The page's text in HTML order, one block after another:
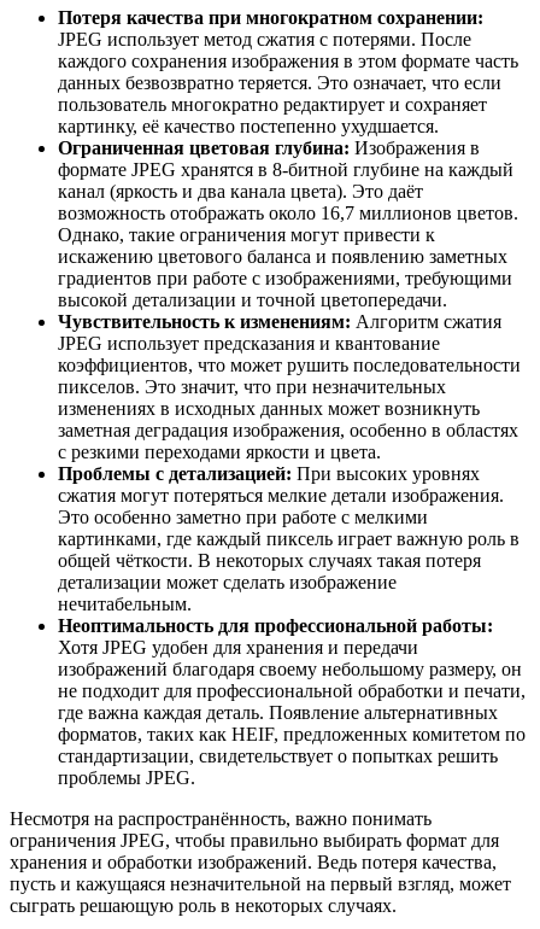
Потеря качества при многократном сохранении:
JPEG использует метод сжатия с потерями. После
каждого сохранения изображения в этом формате часть
данных безвозвратно теряется. Это означает, что если
пользователь многократно редактирует и сохраняет
картинку, её качество постепенно ухудшается.
Ограниченная цветовая глубина: Изображения в
формате JPEG хранятся в 8-битной глубине на каждый
канал (яркость и два канала цвета). Это даёт
возможность отображать около 16,7 миллионов цветов.
Однако, такие ограничения могут привести к
искажению цветового баланса и появлению заметных
градиентов при работе с изображениями, требующими
высокой детализации и точной цветопередачи.
Чувствительность к изменениям: Алгоритм сжатия
JPEG использует предсказания и квантование
коэффициентов, что может рушить последовательности
пикселов. Это значит, что при незначительных
изменениях в исходных данных может возникнуть
заметная деградация изображения, особенно в областях
с резкими переходами яркости и цвета.
Проблемы с детализацией: При высоких уровнях
сжатия могут потеряться мелкие детали изображения.
Это особенно заметно при работе с мелкими
картинками, где каждый пиксель играет важную роль в
общей чёткости. В некоторых случаях такая потеря
детализации может сделать изображение
нечитабельным.
Неоптимальность для профессиональной работы:
Хотя JPEG удобен для хранения и передачи
изображений благодаря своему небольшому размеру, он
не подходит для профессиональной обработки и печати,
где важна каждая деталь. Появление альтернативных
форматов, таких как HEIF, предложенных комитетом по
стандартизации, свидетельствует о попытках решить
проблемы JPEG.
Несмотря на распространённость, важно понимать
ограничения JPEG, чтобы правильно выбирать формат для
хранения и обработки изображений. Ведь потеря качества,
пусть и кажущаяся незначительной на первый взгляд, может
сыграть решающую роль в некоторых случаях.